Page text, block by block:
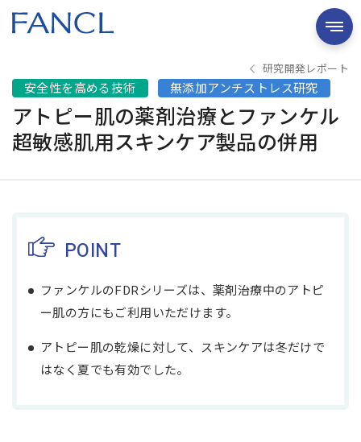
研究開発レポート
安全性を高める技術 無添加アンチストレス研究
アトピー肌の薬剤治療とファンケル
超敏感肌用スキンケア製品の併用
POINT
ファンケルのFDRシリーズは、薬剤治療中のアトピ
ー肌の方にもご利用いただけます。
アトピー肌の乾燥に対して、スキンケアは冬だけで
はなく夏でも有効でした。